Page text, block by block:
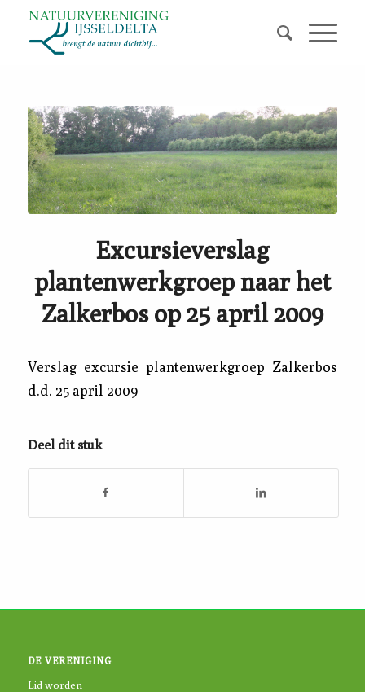
Excursieverslag
plantenwerkgroep naar het
Zalkerbos op 25 april 2009
Verslag excursie plantenwerkgroep Zalkerbos
d.d. 25 april 2009
Deel dit stuk
DE VERENIGING
Lid worden